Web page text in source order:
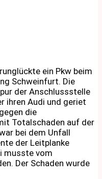
ein Pkw beim
Schweinfurt. Die
der Anschlussstelle
ihren Audi und geriet
die
Totalschaden auf der
bei dem Unfall
der Leitplanke
musste vom
Der Schaden wurde